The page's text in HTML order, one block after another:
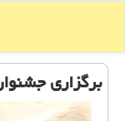
برگزاری